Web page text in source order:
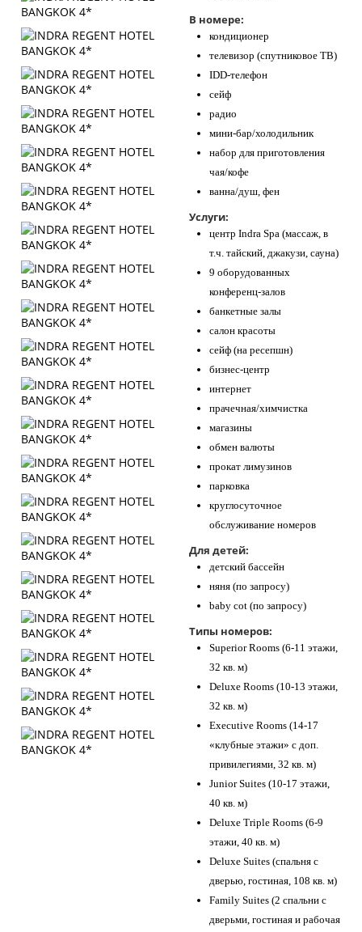
В номере:
кондиционер
телевизор (спутниковое ТВ)
IDD-телефон
сейф
радио
мини-бар/холодильник
набор для приготовления
чая/кофе
ванна/душ, фен
Услуги:
центр Indra Spa (массаж, в
т.ч. тайский, джакузи, сауна)
9 оборудованных
конференц-залов
банкетные залы
салон красоты
сейф (на ресепшн)
бизнес-центр
интернет
прачечная/химчистка
магазины
обмен валюты
прокат лимузинов
парковка
круглосуточное
обслуживание номеров
Для детей:
детский бассейн
няня (по запросу)
baby cot (по запросу)
Типы номеров:
Superior Rooms (6-11 этажи,
32 кв. м)
Deluxe Rooms (10-13 этажи,
32 кв. м)
Executive Rooms (14-17
«клубные этажи» с доп.
привилегиями, 32 кв. м)
Junior Suites (10-17 этажи,
40 кв. м)
Deluxe Triple Rooms (6-9
этажи, 40 кв. м)
Deluxe Suites (спальня с
дверью, гостиная, 108 кв. м)
Family Suites (2 спальни с
дверьми, гостиная и рабочая